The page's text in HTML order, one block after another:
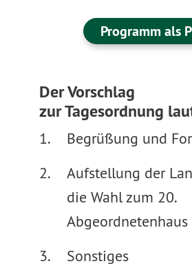
Programm als
Der Vorschlag
zurTagesordnung
Begrüßung und
Aufstellung der
die Wahl zum 20.
Sonstiges